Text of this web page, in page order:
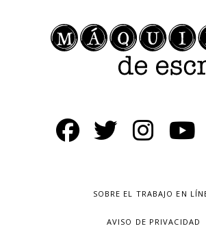
SOBRE EL TRABAJO EN
AVISO DE PRIVACIDAD